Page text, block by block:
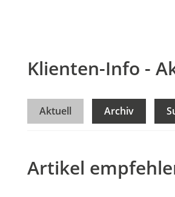
Klienten-Info -
Aktuell Archiv
Artikel